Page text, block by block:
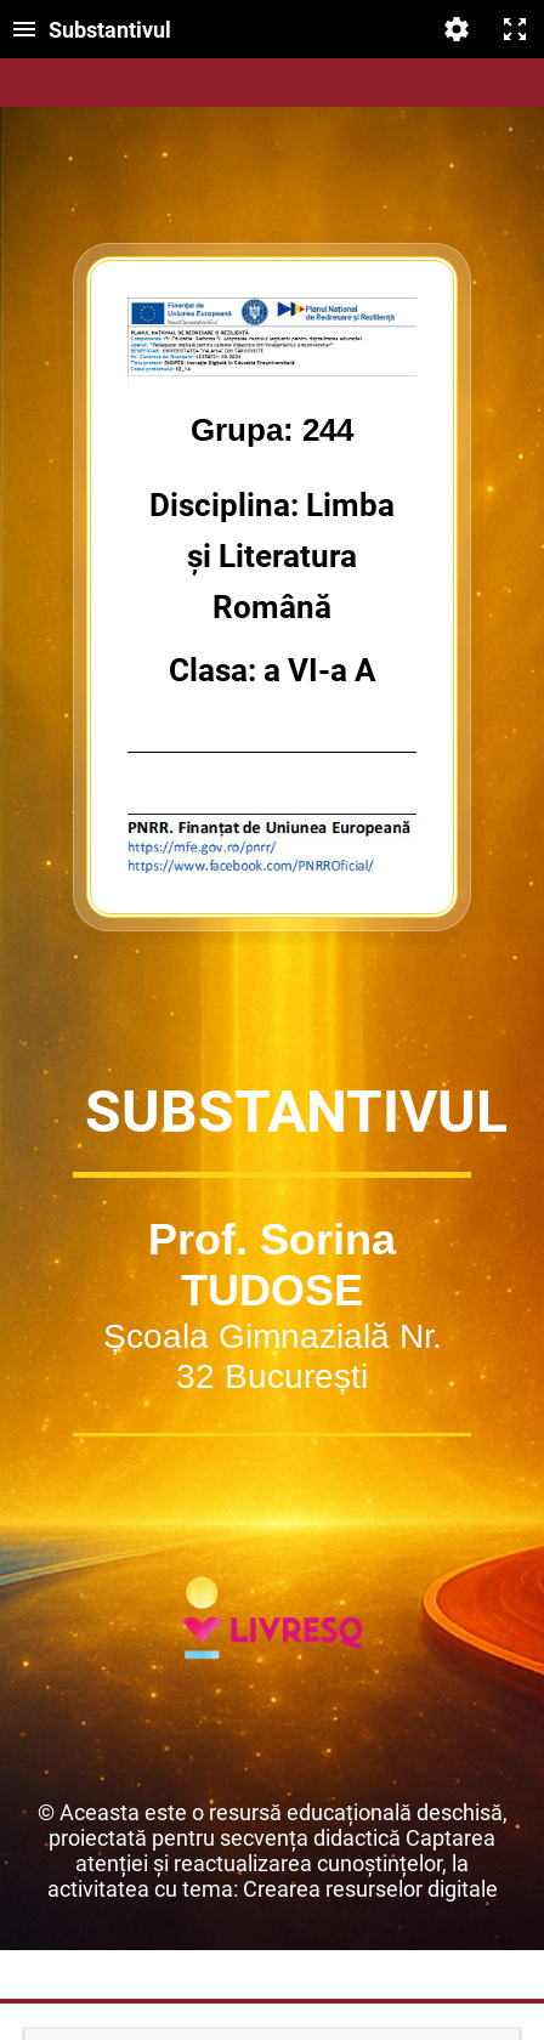
Substantivul
Grupa: 244
Disciplina: Limba
și Literatura
Română
Clasa: a VI-a A
SUBSTANTIVUL
Prof. Sorina
TUDOSE
Școala Gimnazială Nr.
32 București
© Aceasta este o resursă educațională deschisă,
proiectată pentru secvența didactică Captarea
atenției și reactualizarea cunoștințelor, la
activitatea cu tema: Crearea resurselor digitale